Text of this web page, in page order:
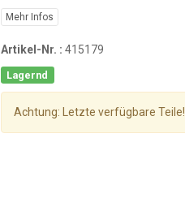
Mehr Infos
Artikel-Nr. : 415179
Lagernd
Achtung: Letzte verfügbare Teile!